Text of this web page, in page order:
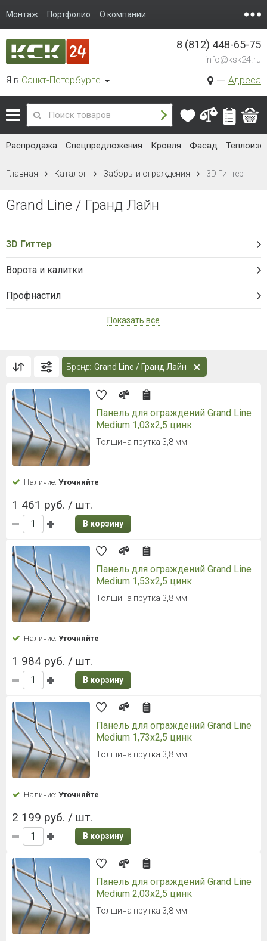
Монтаж Портфолио О компании
Я в Санкт-Петербурге Адреса
8 (812) 448-65-75
info@ksk24.ru
Распродажа Спецпредложения Кровля Фасад
Главная Каталог Заборы и ограждения 3D Гиттер
Grand Line / Гранд Лайн
3D Гиттер
Ворота и калитки
Профнастил
Показать все
Бренд: Grand Line / Гранд Лайн
Панель для ограждений Grand Line
Medium 1,03x2,5 цинк
Толщина прутка 3,8 мм
Наличие: Уточняйте
1 461 руб. / шт.
В корзину
Панель для ограждений Grand Line
Medium 1,53x2,5 цинк
Толщина прутка 3,8 мм
Наличие: Уточняйте
1 984 руб. / шт.
В корзину
Панель для ограждений Grand Line
Medium 1,73x2,5 цинк
Толщина прутка 3,8 мм
Наличие: Уточняйте
2 199 руб. / шт.
В корзину
Панель для ограждений Grand Line
Medium 2,03x2,5 цинк
Толщина прутка 3,8 мм